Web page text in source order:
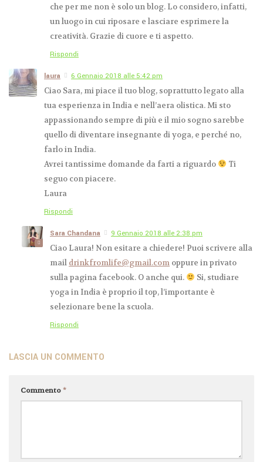
che per me non è solo un blog. Lo considero, infatti,
un luogo in cui riposare e lasciare esprimere la
creatività. Grazie di cuore e ti aspetto.
Rispondi
laura
6 Gennaio 2018 alle 5:42 pm
Ciao Sara, mi piace il tuo blog, soprattutto legato alla
tua esperienza in India e nell’aera olistica. Mi sto
appassionando sempre di più e il mio sogno sarebbe
quello di diventare insegnante di yoga, e perché no,
farlo in India.
Avrei tantissime domande da farti a riguardo
Ti
seguo con piacere.
Laura
Rispondi
Sara Chandana
9 Gennaio 2018 alle 2:38 pm
Ciao Laura! Non esitare a chiedere! Puoi scrivere alla
mail drinkfromlife@gmail.com oppure in privato
sulla pagina facebook. O anche qui.
Si, studiare
yoga in India è proprio il top, l’importante è
selezionare bene la scuola.
Rispondi
LASCIA UN COMMENTO
Commento*